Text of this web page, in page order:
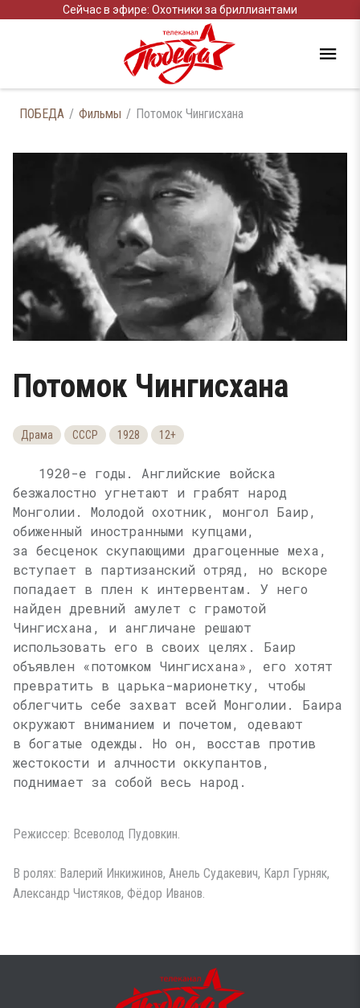
Сейчас в эфире: Охотники за бриллиантами
ПОБЕДА Фильмы Потомок Чингисхана
Потомок Чингисхана
Драма СССР 1928 12+
1920-е годы. Английские войска
безжалостно угнетают и грабят народ
Монголии. Молодой охотник, монгол Баир,
обиженный иностранными купцами,
за бесценок скупающими драгоценные меха,
вступает в партизанский отряд, но вскоре
попадает в плен к интервентам. У него
найден древний амулет с грамотой
Чингисхана, и англичане решают
использовать его в своих целях. Баир
объявлен «потомком Чингисхана», его хотят
превратить в царька-марионетку, чтобы
облегчить себе захват всей Монголии. Баира
окружают вниманием и почетом, одевают
в богатые одежды. Но он, восстав против
жестокости и алчности оккупантов,
поднимает за собой весь народ.
Режиссер: Всеволод Пудовкин.
В ролях: Валерий Инкижинов, Анель Судакевич, Карл Гурняк,
Александр Чистяков, Фёдор Иванов.